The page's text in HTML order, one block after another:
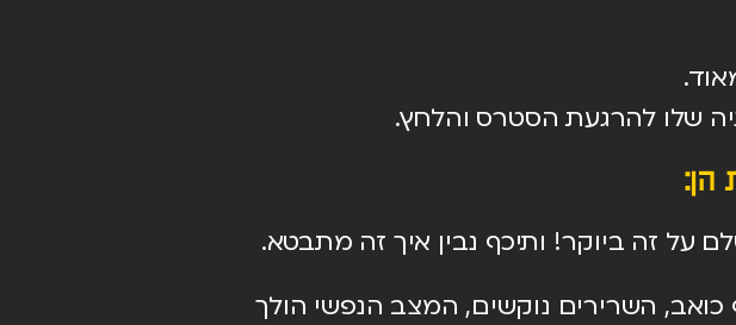
שלו להרגעת הסטרס והלחץ.
הן:
על זה ביוקר! ותיכף נבין איך זה מתבטא.
כואב, השרירים נוקשים, המצב הנפשי הולך